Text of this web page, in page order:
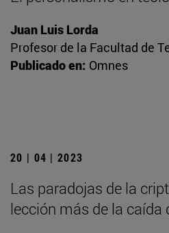
Juan Luis Lorda
Profesor de la Facultad de
Publicado en: Omnes
20 | 04 | 2023
Las paradojas de la
lección más de la caída